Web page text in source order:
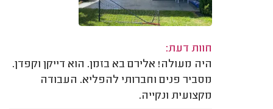
חוות דעת:
היה מעולה! אלירם בא בזמן. הוא דייקן וקפדן.
מסביר פנים וחברותי להפליא. העבודה
מקצועית ונקייה.